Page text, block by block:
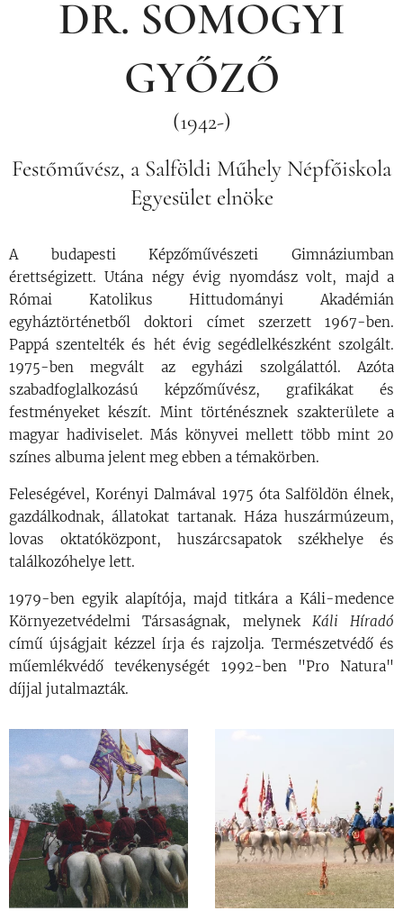
DR. SOMOGYI
GYŐZŐ
(1942-)
Festőművész, a Salföldi Műhely Népfőiskola
Egyesület elnöke
A budapesti Képzőművészeti Gimnáziumban
érettségizett. Utána négy évig nyomdász volt, majd a
Római Katolikus Hittudományi Akadémián
egyháztörténetből doktori címet szerzett 1967-ben.
Pappá szentelték és hét évig segédlelkészként szolgált.
1975-ben megvált az egyházi szolgálattól. Azóta
szabadfoglalkozású képzőművész, grafikákat és
festményeket készít. Mint történésznek szakterülete a
magyar hadiviselet. Más könyvei mellett több mint 20
színes albuma jelent meg ebben a témakörben.
Feleségével, Korényi Dalmával 1975 óta Salföldön élnek,
gazdálkodnak, állatokat tartanak. Háza huszármúzeum,
lovas oktatóközpont, huszárcsapatok székhelye és
találkozóhelye lett.
1979-ben egyik alapítója, majd titkára a Káli-medence
Környezetvédelmi Társaságnak, melynek Káli Híradó
című újságjait kézzel írja és rajzolja. Természetvédő és
műemlékvédő tevékenységét 1992-ben "Pro Natura"
díjjal jutalmazták.